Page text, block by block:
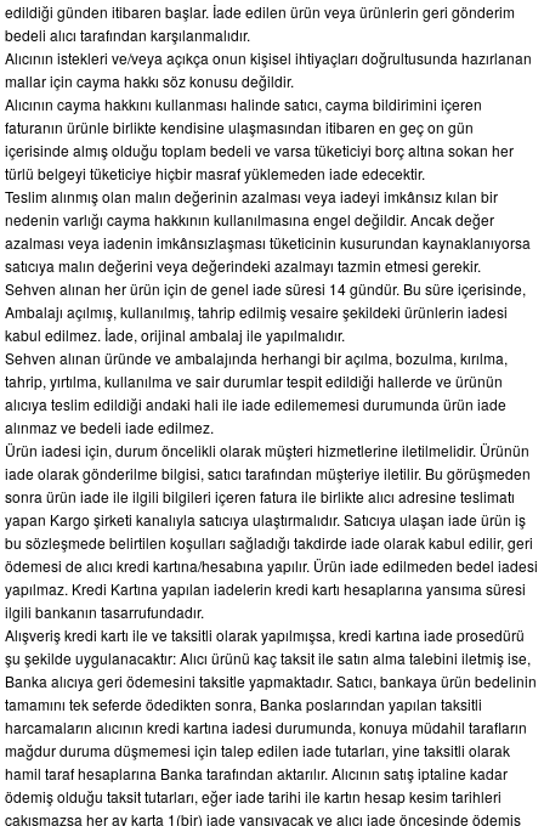
edildiği günden itibaren başlar. İade edilen ürün veya ürünlerin geri gönderim
bedeli alıcı tarafından karşılanmalıdır.
Alıcının istekleri ve/veya açıkça onun kişisel ihtiyaçları doğrultusunda hazırlanan
mallar için cayma hakkı söz konusu değildir.
Alıcının cayma hakkını kullanması halinde satıcı, cayma bildirimini içeren
faturanın ürünle birlikte kendisine ulaşmasından itibaren en geç on gün
içerisinde almış olduğu toplam bedeli ve varsa tüketiciyi borç altına sokan her
türlü belgeyi tüketiciye hiçbir masraf yüklemeden iade edecektir.
Teslim alınmış olan malın değerinin azalması veya iadeyi imkânsız kılan bir
nedenin varlığı cayma hakkının kullanılmasına engel değildir. Ancak değer
azalması veya iadenin imkânsızlaşması tüketicinin kusurundan kaynaklanıyorsa
satıcıya malın değerini veya değerindeki azalmayı tazmin etmesi gerekir.
Sehven alınan her ürün için de genel iade süresi 14 gündür. Bu süre içerisinde,
Ambalajı açılmış, kullanılmış, tahrip edilmiş vesaire şekildeki ürünlerin iadesi
kabul edilmez. İade, orijinal ambalaj ile yapılmalıdır.
Sehven alınan üründe ve ambalajında herhangi bir açılma, bozulma, kırılma,
tahrip, yırtılma, kullanılma ve sair durumlar tespit edildiği hallerde ve ürünün
alıcıya teslim edildiği andaki hali ile iade edilememesi durumunda ürün iade
alınmaz ve bedeli iade edilmez.
Ürün iadesi için, durum öncelikli olarak müşteri hizmetlerine iletilmelidir. Ürünün
iade olarak gönderilme bilgisi, satıcı tarafından müşteriye iletilir. Bu görüşmeden
sonra ürün iade ile ilgili bilgileri içeren fatura ile birlikte alıcı adresine teslimatı
yapan Kargo şirketi kanalıyla satıcıya ulaştırmalıdır. Satıcıya ulaşan iade ürün iş
bu sözleşmede belirtilen koşulları sağladığı takdirde iade olarak kabul edilir, geri
ödemesi de alıcı kredi kartına/hesabına yapılır. Ürün iade edilmeden bedel iadesi
yapılmaz. Kredi Kartına yapılan iadelerin kredi kartı hesaplarına yansıma süresi
ilgili bankanın tasarrufundadır.
Alışveriş kredi kartı ile ve taksitli olarak yapılmışsa, kredi kartına iade prosedürü
şu şekilde uygulanacaktır: Alıcı ürünü kaç taksit ile satın alma talebini iletmiş ise,
Banka alıcıya geri ödemesini taksitle yapmaktadır. Satıcı, bankaya ürün bedelinin
tamamını tek seferde ödedikten sonra, Banka poslarından yapılan taksitli
harcamaların alıcının kredi kartına iadesi durumunda, konuya müdahil tarafların
mağdur duruma düşmemesi için talep edilen iade tutarları, yine taksitli olarak
hamil taraf hesaplarına Banka tarafından aktarılır. Alıcının satış iptaline kadar
ödemiş olduğu taksit tutarları, eğer iade tarihi ile kartın hesap kesim tarihleri
çakışmazsa her ay karta 1(bir) iade yansıyacak ve alıcı iade öncesinde ödemiş